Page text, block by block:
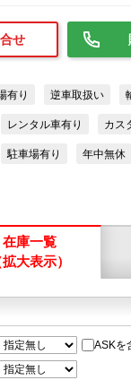
せ
有り 逆車取扱い
レンタル車有り カス
駐車場有り 年中無休
在庫一覧
拡大表示）
ASKを